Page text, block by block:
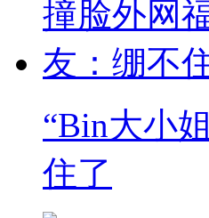
“Bin大小
住了